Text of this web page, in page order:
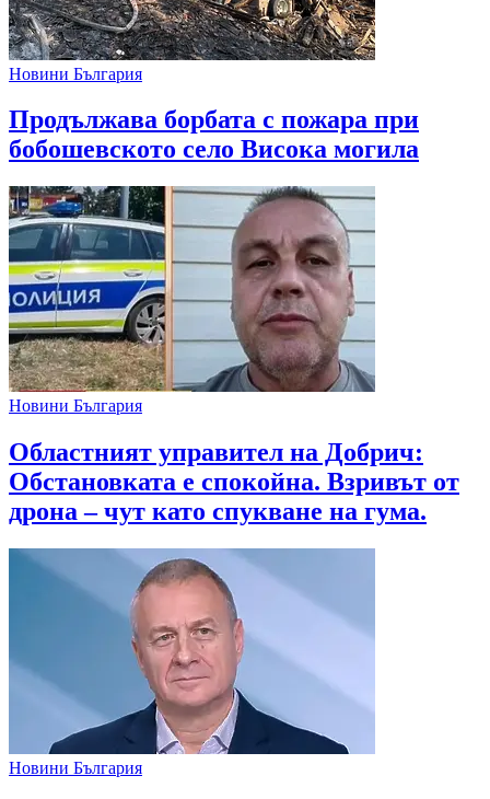
Новини България
Продължава борбата с пожара при
бобошевското село Висока могила
Новини България
Областният управител на Добрич:
Обстановката е спокойна. Взривът от
дрона – чут като спукване на гума.
Новини България